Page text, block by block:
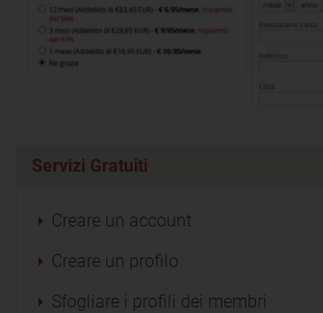
Servizi Gratuiti
Creare un account
Creare un profilo
Sfogliare i profili dei membri